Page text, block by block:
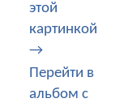
этой
картинкой
→
Перейти в
альбом с